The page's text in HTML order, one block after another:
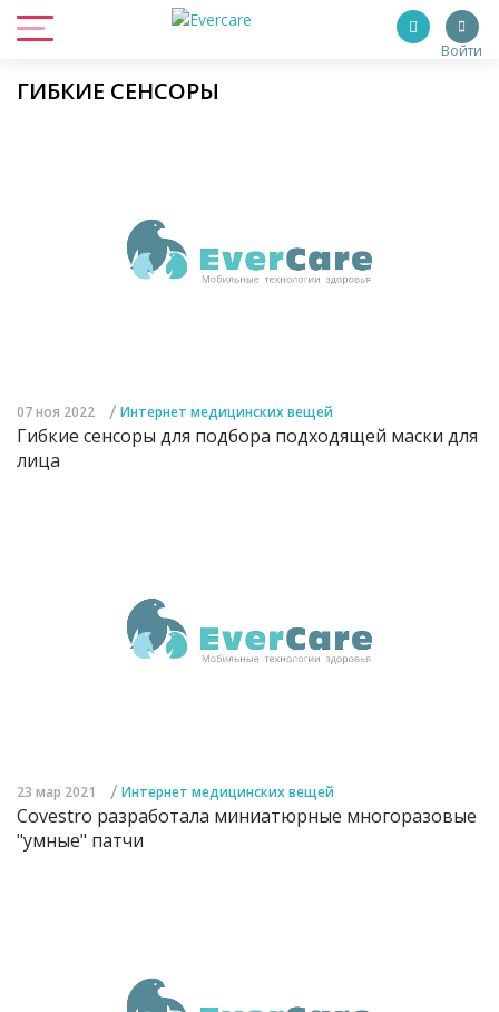
Войти
ГИБКИЕ СЕНСОРЫ
07 ноя 2022 / Интернет медицинских вещей
Гибкие сенсоры для подбора подходящей маски для
лица
23 мар 2021 / Интернет медицинских вещей
Covestro разработала миниатюрные многоразовые
"умные" патчи